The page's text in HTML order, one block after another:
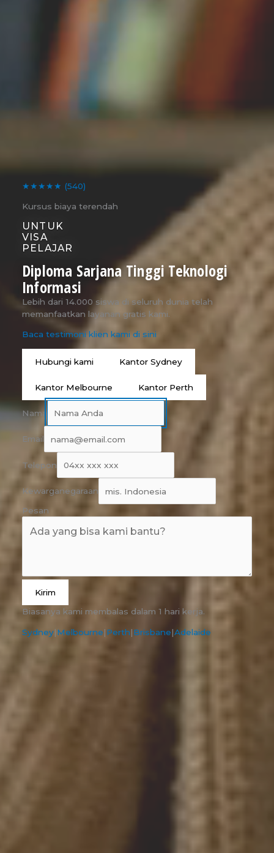
★★★★★ (540)
Kursus biaya terendah
UNTUK
VISA
PELAJAR
Diploma Sarjana Tinggi Teknologi
Informasi
Lebih dari 14.000 siswa di seluruh dunia telah
memanfaatkan layanan gratis kami.
Baca testimoni klien kami di sini
Hubungi kami Kantor Sydney
Kantor Melbourne Kantor Perth
Nama
Email
Telepon
Kewarganegaraan
Pesan
Kirim
Biasanya kami membalas dalam 1 hari kerja.
Sydney|Melbourne|Perth|Brisbane|Adelaide